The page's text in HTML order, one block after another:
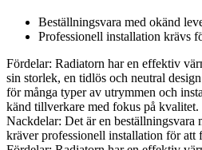
Beställningsvara med okänd
Professionell installation krävs
Fördelar: Radiatorn har en effektiv
sin storlek, en tidlös och neutral
för många typer av utrymmen och
känd tillverkare med fokus på kvalitet.
Nackdelar: Det är en beställningsvara
kräver professionell installation för att